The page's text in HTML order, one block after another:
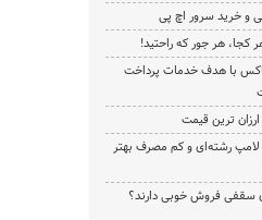
کجا، هر جور که راحتید!
با هدف خدمات پرداخت
ارزان ترین قیمت
لامپ رشته‌ای و کم مصرف بهتر
سقفی فروش خوبی دارند؟